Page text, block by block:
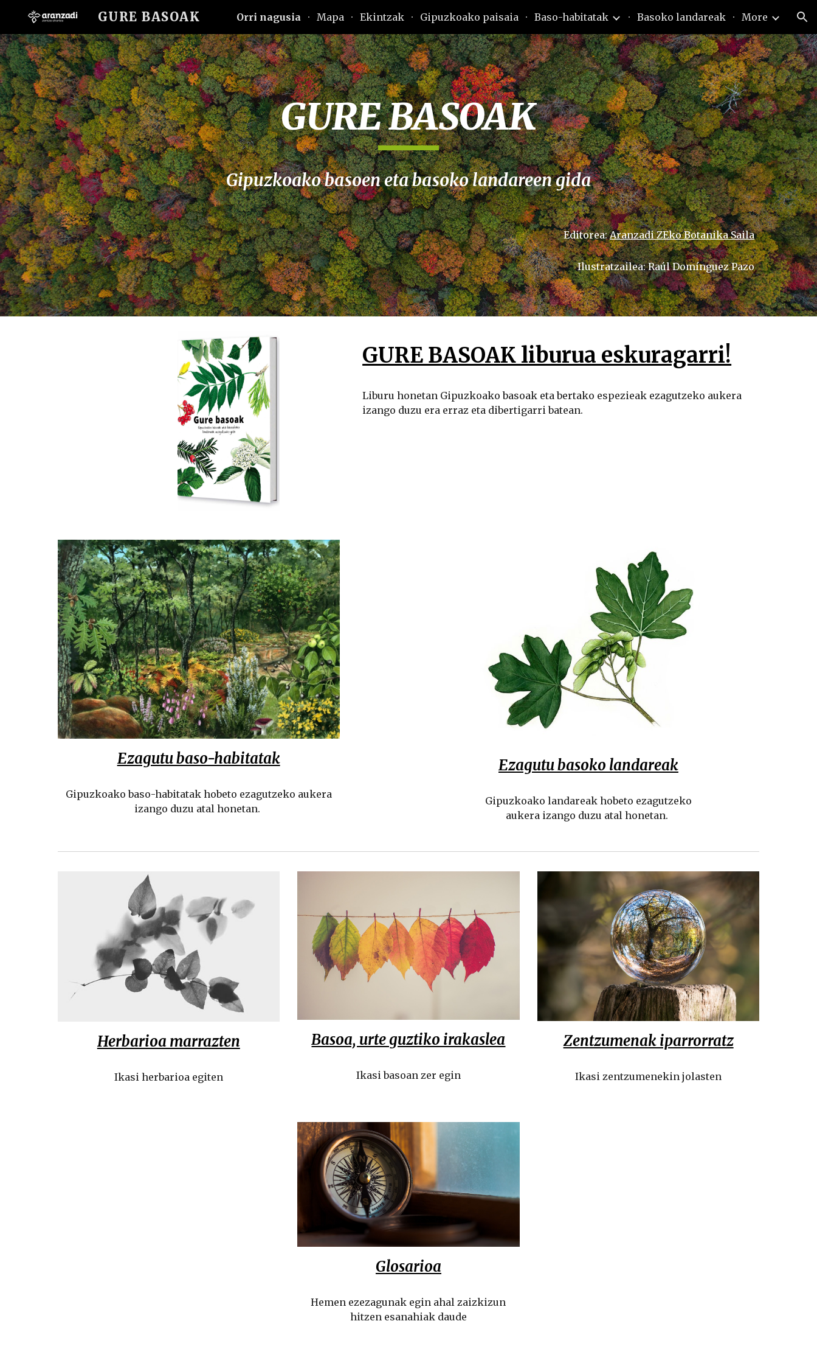
Skip to main content Skip to navigation
GURE BASOAK Orri nagusia Mapa Ekintzak Gipuzkoako paisaia Baso-habitatak Basoko landareak More
GURE BASOAK
Gipuzkoako basoen eta basoko landareen gida
Editorea:Aranzadi ZEko Botanika Saila
Ilustratzailea: Raúl Domínguez Pazo
GURE BASOAK liburua eskuragarri!
Liburu honetan Gipuzkoako basoak eta bertako espezieak ezagutzeko aukera
izango duzu era erraz eta dibertigarri batean.
Ezagutu baso-habitatak
Gipuzkoako baso-habitatak hobeto ezagutzeko aukera
izango duzu atal honetan.
Ezagutu basoko landareak
Gipuzkoako landareak hobeto ezagutzeko
aukera izango duzu atal honetan.
Herbarioa marrazten
Ikasi herbarioa egiten
Basoa, urte guztiko irakaslea
Ikasi basoan zer egin
Zentzumenak iparrorratz
Ikasi zentzumenekin jolasten
Glosarioa
Hemen ezezagunak egin ahal zaizkizun
hitzen esanahiak daude